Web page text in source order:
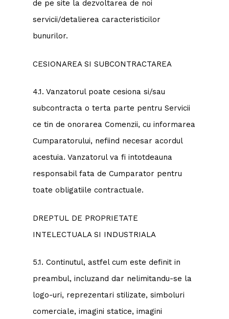
de pe site la dezvoltarea de noi
servicii/detalierea caracteristicilor
bunurilor.
CESIONAREA SI SUBCONTRACTAREA
4.1. Vanzatorul poate cesiona si/sau
subcontracta o terta parte pentru Servicii
ce tin de onorarea Comenzii, cu informarea
Cumparatorului, nefiind necesar acordul
acestuia. Vanzatorul va fi intotdeauna
responsabil fata de Cumparator pentru
toate obligatiile contractuale.
DREPTUL DE PROPRIETATE
INTELECTUALA SI INDUSTRIALA
5.1. Continutul, astfel cum este definit in
preambul, incluzand dar nelimitandu-se la
logo-uri, reprezentari stilizate, simboluri
comerciale, imagini statice, imagini